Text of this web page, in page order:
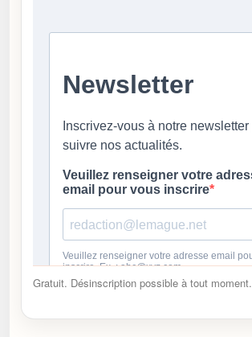
Gratuit. Désinscription possible à tout moment.